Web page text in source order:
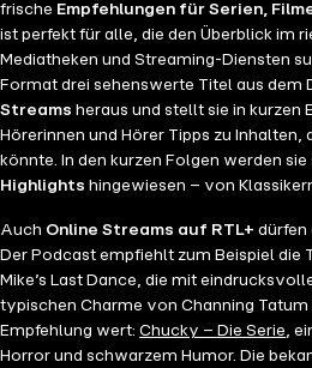
frische Empfehlungen für Serien,
ist perfekt für alle, die den Überblick im
Mediatheken und Streaming-Diensten
Format drei sehenswerte Titel aus dem
Streams heraus und stellt sie in kurzen
Hörerinnen und Hörer Tipps zu
könnte. In den kurzen Folgen werden
Highlights hingewiesen – von
Auch Online Streams auf RTL+ dürfen
Der Podcast empfiehlt zum Beispiel die
Mike’s Last Dance, die mit
typischen Charme von Channing
Empfehlung wert:Chucky – Die Serie,
Horror und schwarzem Humor. Die